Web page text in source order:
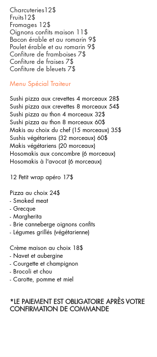
Charcuteries12$
Fruits12$
Fromages 12$
Oignons confits maison 11$
Bacon érable et au romarin 9$
Poulet érable et au romarin 9$
Confiture de framboises 7$
Confiture de fraises 7$
Confiture de bleuets 7$
Menu Spécial Traiteur
Sushi pizza aux crevettes 4 morceaux 28$
Sushi pizza aux crevettes 8 morceaux 54$
Sushi pizza au thon 4 morceaux 32$
Sushi pizza au thon 8 morceaux 60$
Makis au choix du chef (15 morceaux) 35$
Sushis végétariens (32 morceaux) 60$
Makis végétariens (20 morceaux)
Hosomakis aux concombre (6 morceaux)
Hosomakis à l'avocat (6 morceaux)
12 Petit wrap apéro 17$
Pizza au choix 24$
- Smoked meat
- Grecque
- Margherita
- Brie canneberge oignons confits
- Légumes grillés (végétarienne)
Crème maison au choix 18$
- Navet et aubergine
- Courgette et champignon
- Brocoli et chou
- Carotte, pomme et miel
*LE PAIEMENT EST OBLIGATOIRE APRÈS VOTRE
CONFIRMATION DE COMMANDE